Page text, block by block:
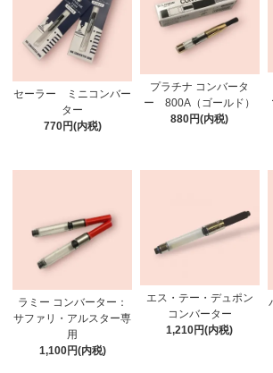
セーラー ミニコンバー
ター
770円(内税)
プラチナ コンバータ
ー 800A（ゴールド）
880円(内税)
ラミー コンバーター：
サファリ・アルスター専
用
1,100円(内税)
エス・テー・デュポン
コンバーター
1,210円(内税)